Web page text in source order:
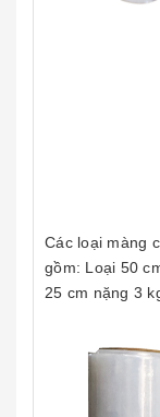
Các loại màng
gồm: Loại 50
25 cm nặng 3